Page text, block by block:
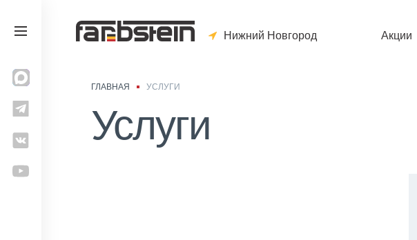
Нижний Новгород Акции
ГЛАВНАЯ УСЛУГИ
Услуги